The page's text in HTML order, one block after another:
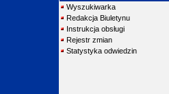
Wyszukiwarka
Redakcja Biuletynu
Instrukcja obsługi
Rejestr zmian
Statystyka odwiedzin